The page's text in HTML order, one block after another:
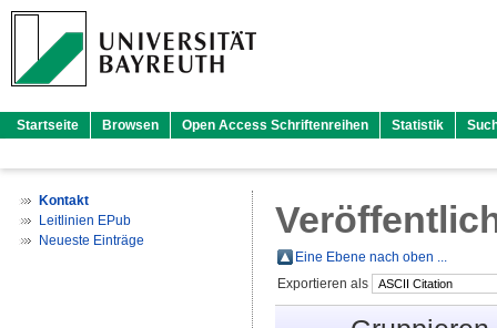
Startseite Browsen Open Access Schriftenreihen Statistik
Kontakt
Leitlinien EPub
Neueste Einträge
Eine Ebene nach oben ...
Exportieren als